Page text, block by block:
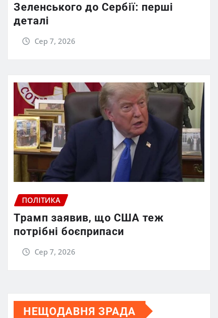
Зеленського до Сербії: перші
деталі
Сер 7, 2026
ПОЛІТИКА
Трамп заявив, що США теж
потрібні боєприпаси
Сер 7, 2026
НЕЩОДАВНЯ ЗРАДА